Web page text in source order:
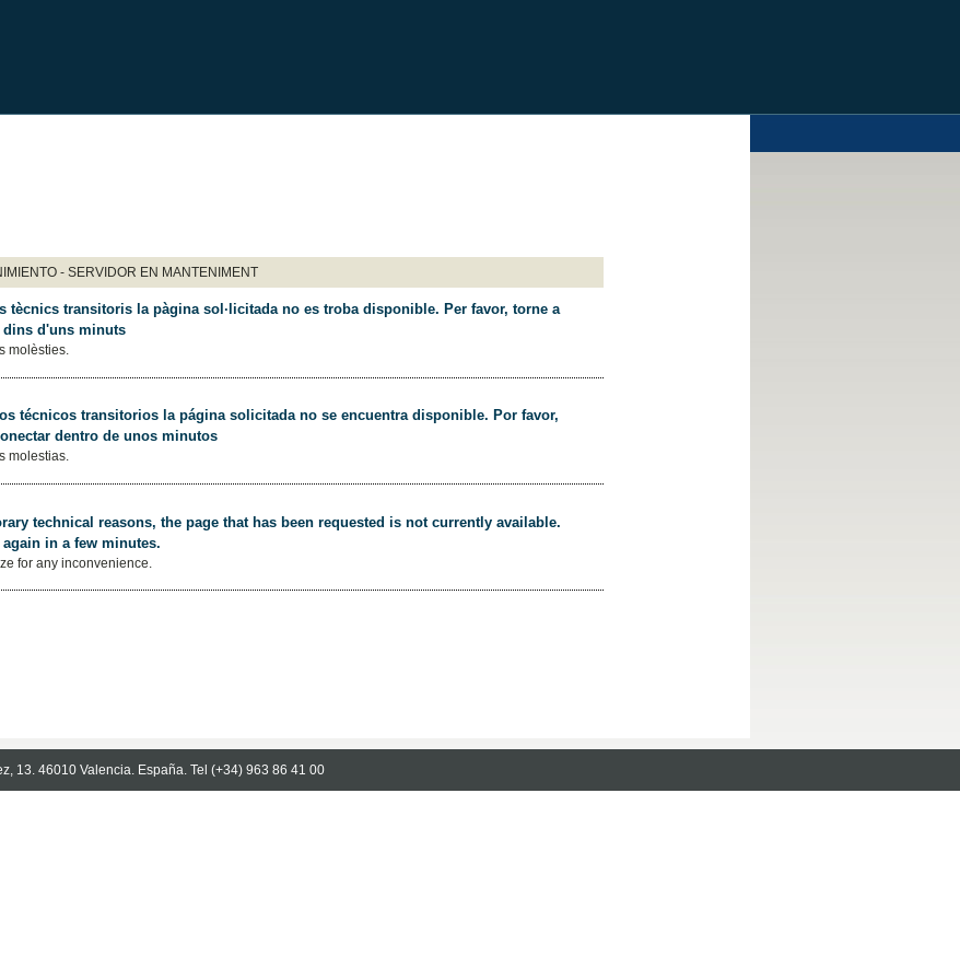
- SERVIDOR EN MANTENIMENT
tècnics transitoris la pàgina sol·licitada no es troba disponible. Per favor, torne a
dins d'uns minuts
molèsties.
técnicos transitorios la página solicitada no se encuentra disponible. Por favor,
dentro de unos minutos
molestias.
technical reasons, the page that has been requested is not currently available.
again in a few minutes.
for any inconvenience.
13. 46010 Valencia. España. Tel (+34) 963 86 41 00